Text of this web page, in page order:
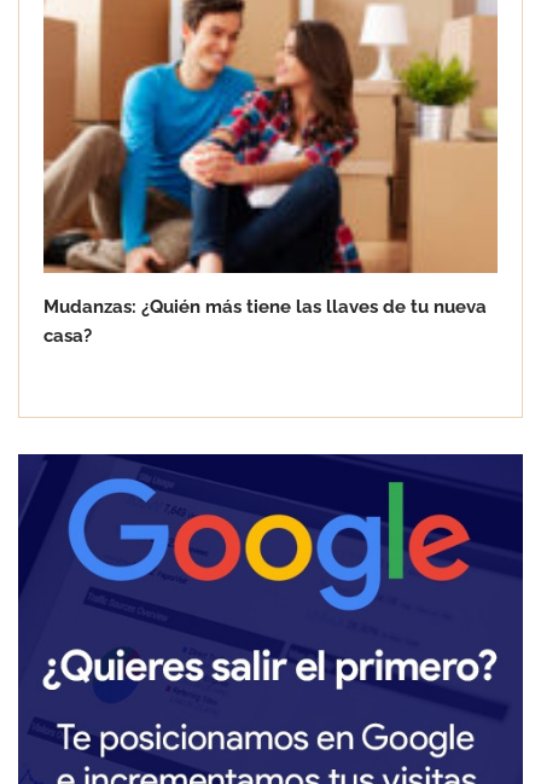
Mudanzas: ¿Quién más tiene las llaves de tu nueva
casa?